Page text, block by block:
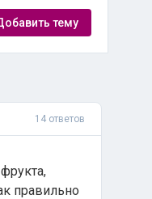
тему
14 ответов
фрукта,
правильно